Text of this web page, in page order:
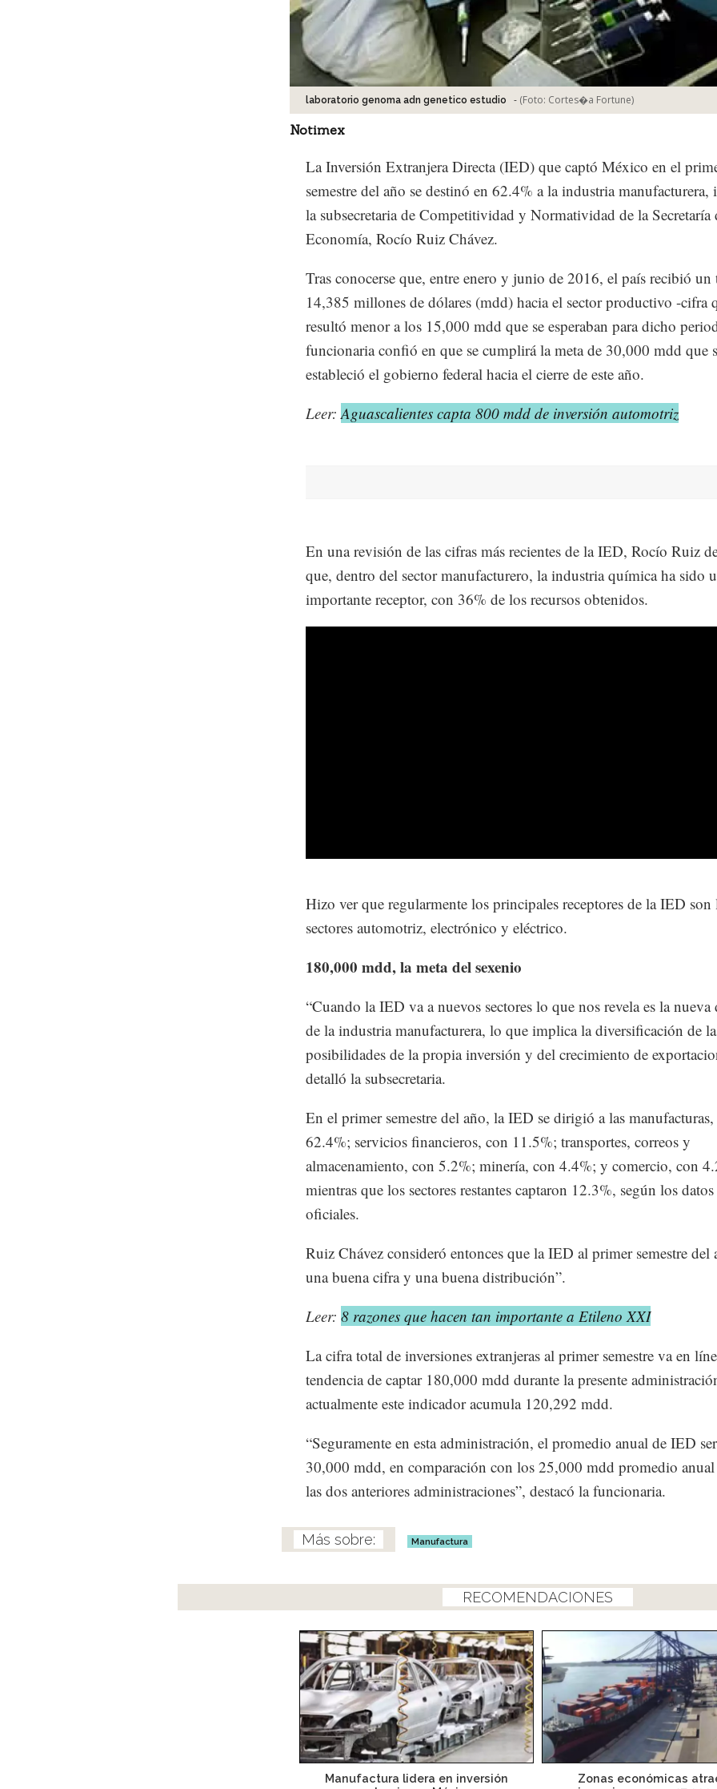
laboratorio genoma adn genetico estudio - (Foto: Cortes�a Fortune)
Notimex
La Inversión Extranjera Directa (IED) que captó México en el
semestre del año se destinó en 62.4% a la industria manufacturera,
la subsecretaria de Competitividad y Normatividad de la Secretaría
Economía, Rocío Ruiz Chávez.
Tras conocerse que, entre enero y junio de 2016, el país recibió un
14,385 millones de dólares (mdd) hacia el sector productivo -cifra
resultó menor a los 15,000 mdd que se esperaban para dicho
funcionaria confió en que se cumplirá la meta de 30,000 mdd que
estableció el gobierno federal hacia el cierre de este año.
Leer:Aguascalientes capta 800 mdd de inversión automotriz
En una revisión de las cifras más recientes de la IED, Rocío Ruiz
que, dentro del sector manufacturero, la industria química ha sido
importante receptor, con 36% de los recursos obtenidos.
Hizo ver que regularmente los principales receptores de la IED son
sectores automotriz, electrónico y eléctrico.
180,000 mdd, la meta del sexenio
“Cuando la IED va a nuevos sectores lo que nos revela es la nueva
de la industria manufacturera, lo que implica la diversificación de
posibilidades de la propia inversión y del crecimiento de
detalló la subsecretaria.
En el primer semestre del año, la IED se dirigió a las
62.4%; servicios financieros, con 11.5%; transportes, correos y
almacenamiento, con 5.2%; minería, con 4.4%; y comercio, con
mientras que los sectores restantes captaron 12.3%, según los datos
oficiales.
Ruiz Chávez consideró entonces que la IED al primer semestre del
una buena cifra y una buena distribución”.
Leer: 8 razones que hacen tan importante a Etileno XXI
La cifra total de inversiones extranjeras al primer semestre va en
tendencia de captar 180,000 mdd durante la presente
actualmente este indicador acumula 120,292 mdd.
“Seguramente en esta administración, el promedio anual de IED
30,000 mdd, en comparación con los 25,000 mdd promedio
las dos anteriores administraciones”, destacó la funcionaria.
Manufactura
RECOMENDACIONES
Manufactura lidera en inversión
Zonas económicas